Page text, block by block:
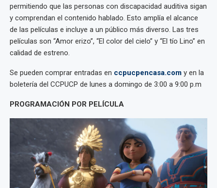
permitiendo que las personas con discapacidad auditiva sigan
y comprendan el contenido hablado. Esto amplía el alcance
de las películas e incluye a un público más diverso. Las tres
películas son “Amor erizo”, “El color del cielo” y “El tío Lino” en
calidad de estreno.
Se pueden comprar entradas en ccpucpencasa.com y en la
boletería del CCPUCP de lunes a domingo de 3:00 a 9:00 p.m
PROGRAMACIÓN POR PELÍCULA